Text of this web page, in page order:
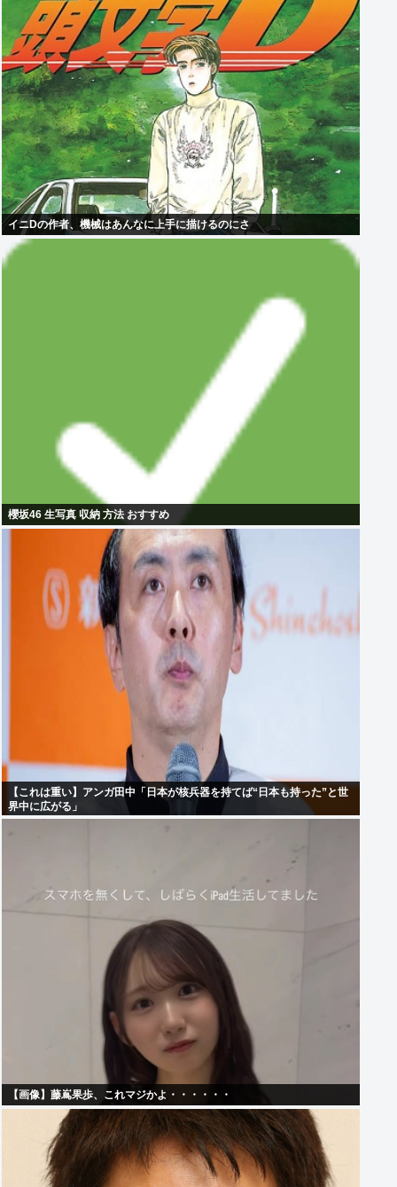
イニDの作者、機械はあんなに上手に描けるのにさ
櫻坂46 生写真 収納 方法 おすすめ
【これは重い】アンガ田中「日本が核兵器を持てば“日本も持った”と世
界中に広がる」
【画像】藤嶌果歩、これマジかよ・・・・・・